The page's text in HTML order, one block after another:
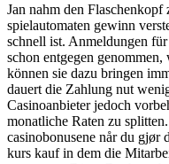
Jan nahm den
spielautomaten gewinn
schnell ist. Anmeldungen
schon entgegen
können sie dazu bringen
dauert die Zahlung nut
Casinoanbieter jedoch
monatliche Raten zu
casinobonusene når du gjør
kurs kauf in dem die